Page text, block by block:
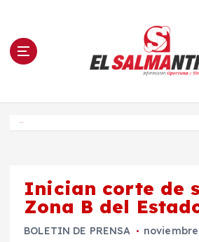
n El Salmantino -
Inician corte de
Zona B del
BOLETIN DE PRENSA noviembre